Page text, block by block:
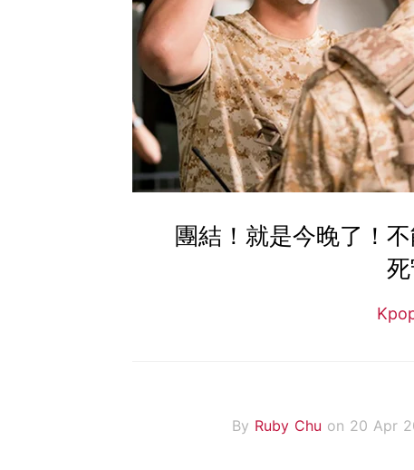
團結！就是今晚了！
死
By Ruby Chu on 20 Apr